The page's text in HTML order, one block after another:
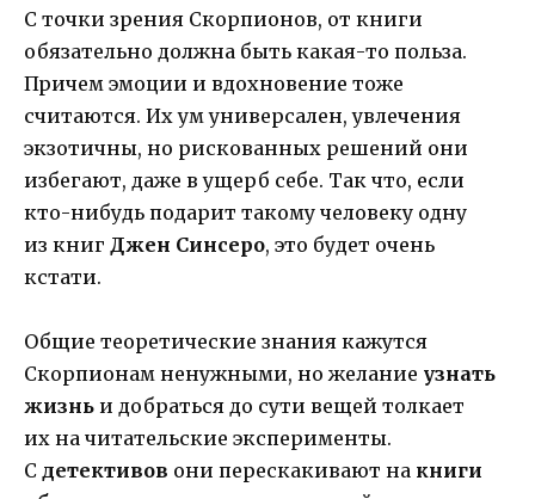
С точки зрения Скорпионов, от книги
обязательно должна быть какая-то польза.
Причем эмоции и вдохновение тоже
считаются. Их ум универсален, увлечения
экзотичны, но рискованных решений они
избегают, даже в ущерб себе. Так что, если
кто-нибудь подарит такому человеку одну
из книг Джен Синсеро, это будет очень
кстати.
Общие теоретические знания кажутся
Скорпионам ненужными, но желание узнать
жизнь и добраться до сути вещей толкает
их на читательские эксперименты.
С детективов они перескакивают на книги